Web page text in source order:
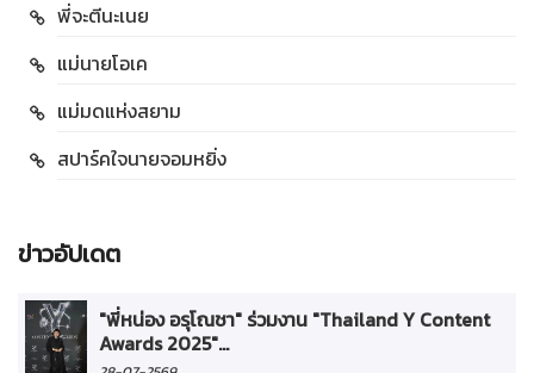
พี่จะตีนะเนย
แม่นายโอเค
แม่มดแห่งสยาม
สปาร์คใจนายจอมหยิ่ง
ข่าวอัปเดต
"พี่หน่อง อรุโณชา" ร่วมงาน "Thailand Y Content
Awards 2025"...